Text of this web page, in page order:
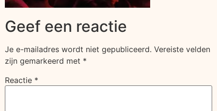
Geef een reactie
Je e-mailadres wordt niet gepubliceerd. Vereiste velden
zijn gemarkeerd met *
Reactie *